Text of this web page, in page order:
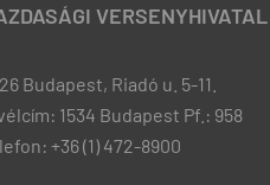
VERSENYHIVATAL
Budapest, Riadó u. 5-11.
1534 Budapest Pf.: 958
+36 (1) 472-8900